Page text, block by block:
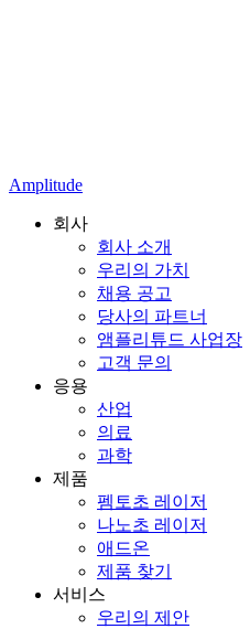
Amplitude
회사
회사 소개
우리의 가치
채용 공고
당사의 파트너
앰플리튜드 사업장
고객 문의
응용
산업
의료
과학
제품
펨토초 레이저
나노초 레이저
애드온
제품 찾기
서비스
우리의 제안